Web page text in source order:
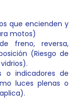
que encienden y
motos)
freno, reversa,
(Riesgo de
o indicadores de
luces plenas o